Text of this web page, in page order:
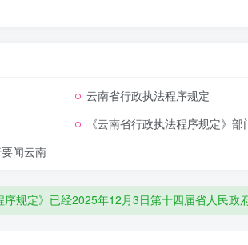
未作明确规定的，县级以上人民政府应当
关指定管辖。
云南省行政执法程序规定
《云南省行政执法程序规定》部
闻云南
明确了行政执法部门实施行政许可、行政处罚
规定》已经2025年12月3日第十四届省人民政